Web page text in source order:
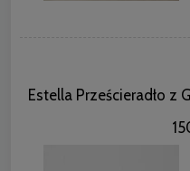
Estella Prześcieradło z